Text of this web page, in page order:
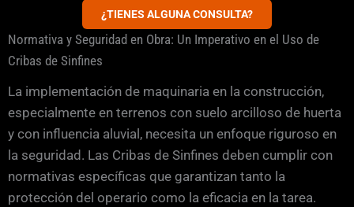
¿TIENES ALGUNA CONSULTA?
Normativa y Seguridad en Obra: Un Imperativo en el Uso de
Cribas de Sinfines
La implementación de maquinaria en la construcción,
especialmente en terrenos con suelo arcilloso de huerta
y con influencia aluvial, necesita un enfoque riguroso en
la seguridad. Las Cribas de Sinfines deben cumplir con
normativas específicas que garantizan tanto la
protección del operario como la eficacia en la tarea.